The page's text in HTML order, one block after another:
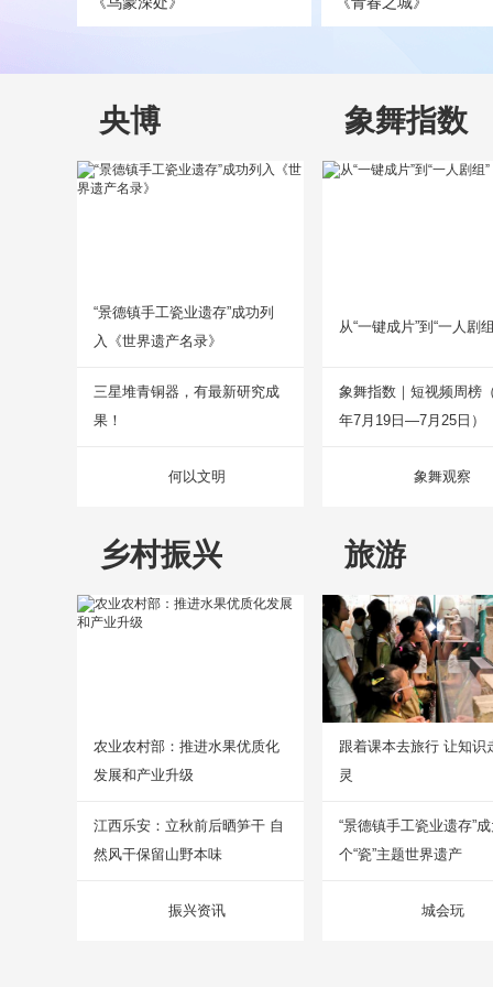
央博
“景德镇手工瓷业遗存”成功列
入《世界遗产名录》
三星堆青铜器，有最新研究成
果！
何以文明
象舞指数
从“一键成片”到“一人剧
象舞指数｜短视频周榜
年7月19日—7月25日）
象舞观察
乡村振兴
农业农村部：推进水果优质化
发展和产业升级
江西乐安：立秋前后晒笋干 自
然风干保留山野本味
振兴资讯
旅游
跟着课本去旅行 让知识
灵
“景德镇手工瓷业遗存”
个“瓷”主题世界遗产
城会玩